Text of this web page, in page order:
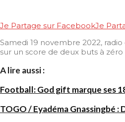
Je Partage sur FacebookJe
Samedi 19 novembre 2022,
sur un score de deux buts à zéro
A lire aussi :
Football: God gift marque ses
TOGO / Eyadéma Gnassingbé